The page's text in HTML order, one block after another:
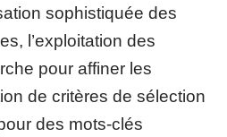
sophistiquée des
l’exploitation des
pour affiner les
de critères de sélection
des mots-clés